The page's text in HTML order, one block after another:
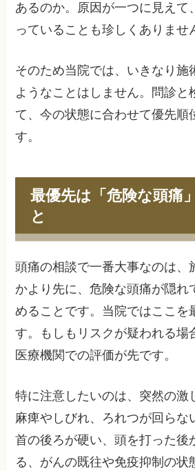
あるのか。原因が一つに見えて
っていることも珍しくありませ
そのため当院では、いきなり施
ようなことはしません。問診と
て、今の状態に合わせて優先順
す。
最優先は「危険な頭痛
と
頭痛の相談で一番大事なのは、
かより先に、危険な頭痛が隠れ
めることです。当院ではここを
す。もしもリスクが疑われる場
医療機関での評価が先です。
特に注意したいのは、突然の激
麻痺やしびれ、ろれつが回らな
首の後ろが硬い、頭を打った後
る、がんの既往や免疫抑制の状